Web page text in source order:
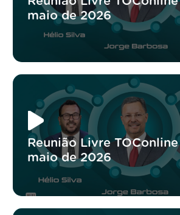
maio de 2026
Reunião Livre
maio de 2026